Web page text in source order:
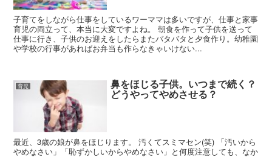
子育てをしながら仕事をしているワーママは多いですが、仕事と家事
育児の両立って、本当に大変ですよね。 朝食を作って子供を送って
仕事に行き、子供のお迎えをしたらまたバタバタと夕食作り。幼稚園
や学校の行事があればお弁当も作らなきゃいけない...
育児 鼻をほじる子供。いつまで続く？
どうやってやめさせる？
最近、3歳の娘が鼻をほじります。 汚くてスミマセン(笑) 「汚いから
やめなさい」「恥ずかしいからやめなさい」と何度注意しても、なか